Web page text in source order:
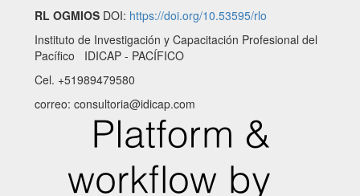
RL OGMIOS DOI: https://doi.org/10.53595/rlo
Instituto de Investigación y Capacitación Profesional del
Pacífico IDICAP - PACÍFICO
Cel. +51989479580
correo: consultoria@idicap.com